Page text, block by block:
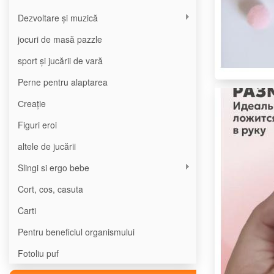
Dezvoltare și muzică
jocuri de masă pazzle
sport și jucării de vară
Perne pentru alaptarea
Сreație
Figuri eroi
altele de jucării
Slingi si ergo bebe
Cort, cos, casuta
Carti
Pentru beneficiul organismului
Fotoliu puf